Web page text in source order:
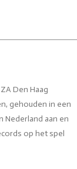
Den Haag
gehouden in een
Nederland aan en
op het spel